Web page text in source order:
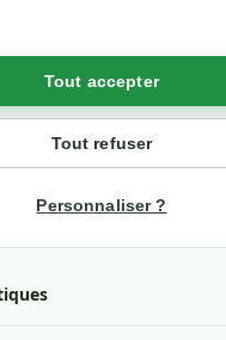
Tout accepter
Tout refuser
Personnaliser ?
RGPD
tech-shop.com